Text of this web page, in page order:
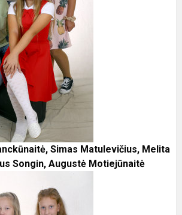
Simas Matulevičius, Melita
Songin, Augustė Motiejūnaitė